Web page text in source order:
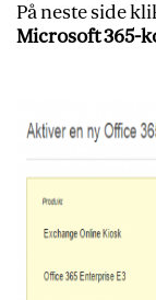
På neste side
Microsoft 365-